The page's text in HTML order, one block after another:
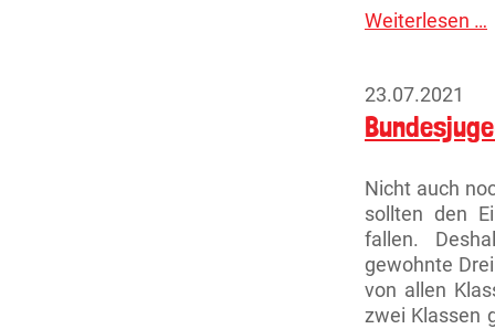
Weiterlesen …
23.07.2021
Nicht auch
sollten den
fallen.
gewohnte
von allen
zwei Klassen